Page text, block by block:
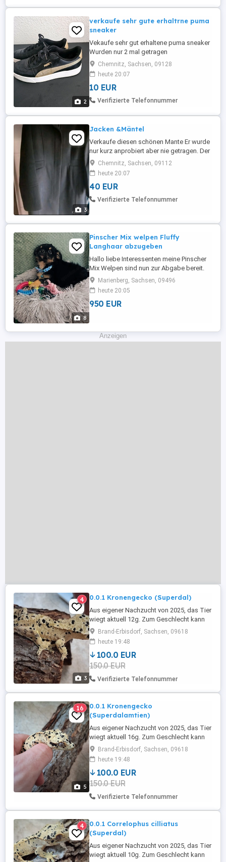
2
verkaufe sehr gute erhaltrne puma
sneaker
Vekaufe sehr gut erhaltene puma sneaker
Wurden nur 2 mal getragen
Chemnitz, Sachsen, 09128
heute 20:07
10 EUR
Verifizierte Telefonnummer
3
Jacken &Mäntel
Verkaufe diesen schönen Mante Er wurde
nur kurz anprobiert aber nie getragen. Der
neu Preis lag bei 169,99 der Mantel hängt
die ganze Zeit im Kleiderschrank und
wurde nie getragen daher wird er verkauft
Chemnitz, Sachsen, 09112
heute 20:07
40 EUR
Verifizierte Telefonnummer
8
Pinscher Mix welpen Fluffy
Langhaar abzugeben
Hallo liebe Interessenten meine Pinscher
Mix Welpen sind nun zur Abgabe bereit.
Auf den Bildern sind die süßen zu sehen.
Es sind Rüden und Hündinnen dabei in
Traumhaften Farben . Einfach ein
Geschenk die hübschen Welpis. Ich habe
Marienberg, Sachsen, 09496
heute 20:05
950 EUR
Anzeigen
3
4 0.0.1 Kronengecko (Superdal)
Aus eigener Nachzucht von 2025, das Tier
wiegt aktuell 12g. Zum Geschlecht kann
ich noch keine genauen Angaben machen.
(Nr5) Aktuell kann ich hier wshrscheinlich
keine Nachrichten lesen, bitte schreibt mir
gerne bei Insta: rainforestvisions Nur an
Selbstabholer oder per Tiertransport
wenn von Käufer ...
Brand-Erbisdorf, Sachsen, 09618
heute 19:48
100.0 EUR
150.0 EUR
Verifizierte Telefonnummer
5
16
0.0.1 Kronengecko
(Superdalamtien)
Aus eigener Nachzucht von 2025, das Tier
wiegt aktuell 16g. Zum Geschlecht kann
ich noch keine genauen Angaben machen.
(Nr8) Aktuell kann ich hier wahrscheinlich
keine Nachrichten lesen, bitte schreibt mir
gerne bei Insta: rainforestvisions Nur an
Selbstabholer oder per Tiertransport
wenn von Käufer ...
Brand-Erbisdorf, Sachsen, 09618
heute 19:48
100.0 EUR
150.0 EUR
Verifizierte Telefonnummer
4
0.0.1 Correlophus cilliatus
(Superdal)
Aus eigener Nachzucht von 2025, das Tier
wiegt aktuell 10g. Zum Geschlecht kann